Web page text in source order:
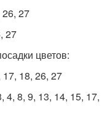
26, 27
27
цветов:
18, 26, 27
4, 8, 9, 13, 14, 15, 17,